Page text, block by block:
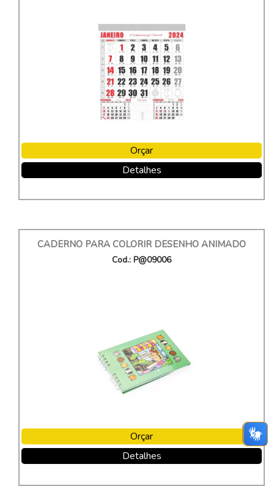
Orçar
Detalhes
CADERNO PARA COLORIR DESENHO ANIMADO
Cod.: P@09006
Orçar
Detalhes